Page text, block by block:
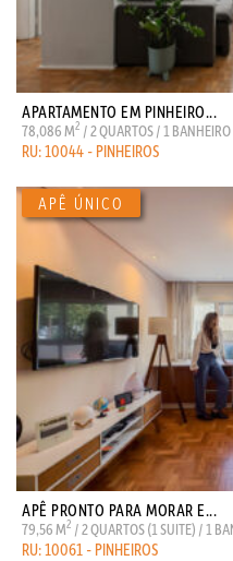
APARTAMENTO EM PINHEIRO...
78,086 M2 / 2 QUARTOS / 1
RU: 10044 - PINHEIROS
APÊ PRONTO PARA MORAR E...
79,56 M2 / 2 QUARTOS (1 SUITE) / 1
RU: 10061 - PINHEIROS